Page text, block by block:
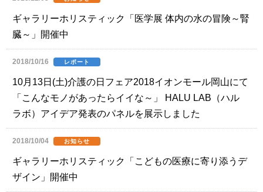
ギャラリーホリスティック「医学展 体内の水の冒険～腎
臓～」開催中
2018/10/16 レポート
10月13日(土)介護の日フェア2018イオンモール岡山にて
「こんなモノがあったらイイな～」 HALU LAB（ハル
ラボ）アイデア発表のパネルを展示しました
2018/10/04 お知らせ
ギャラリーホリスティック「こどもの医療に寄り添うデ
ザイン」開催中